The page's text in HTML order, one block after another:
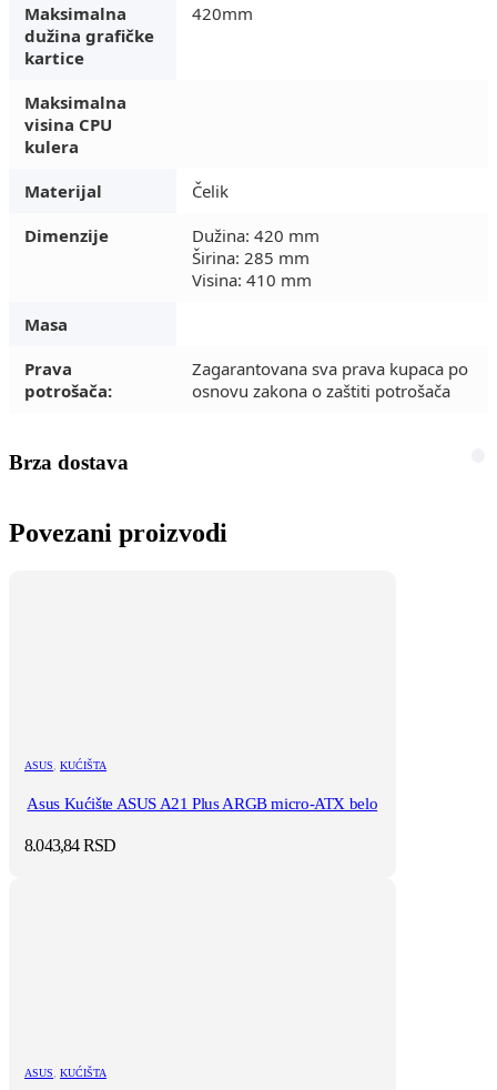
Maksimalna
dužina grafičke
kartice
420mm
Maksimalna
visina CPU
kulera
Materijal
Čelik
Dimenzije
Dužina: 420 mm
Širina: 285 mm
Visina: 410 mm
Masa
Prava
potrošača:
Zagarantovana sva prava kupaca po
osnovu zakona o zaštiti potrošača
Brza dostava
Povezani proizvodi
ASUS KUĆIŠTA
Asus Kućište ASUS A21 Plus ARGB micro-ATX belo
8.043,84RSD
ASUS KUĆIŠTA